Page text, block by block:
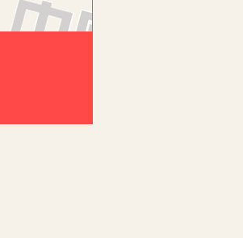
究的方法，我